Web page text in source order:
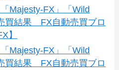
Majesty-FX」「Wild
買結果 FX自動売買ブロ
】
Majesty-FX」「Wild
買結果 FX自動売買ブロ